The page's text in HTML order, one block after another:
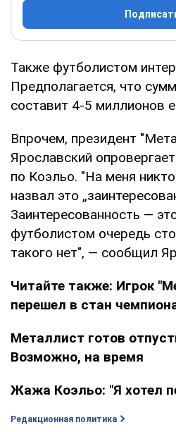
Также футболистом
Предполагается, что
составит 4-5 миллионов
Впрочем, президент
Ярославский
по Коэльо. "На меня
назвал это
Заинтересованность —
футболистом очередь
такого нет", — сообщил
Читайте также: Игрок
перешел в стан
Металлист готов
Возможно, на время
Жажа Коэльо: "Я хотел
Редакционная политика